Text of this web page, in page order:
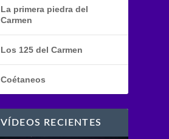
La primera piedra del
Carmen
Los 125 del Carmen
Coétaneos
VÍDEOS RECIENTES